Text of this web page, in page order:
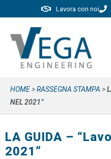
Lavora con noi
HOME>RASSEGNA STAMPA >
NEL 2021”
LA GUIDA –
2021”